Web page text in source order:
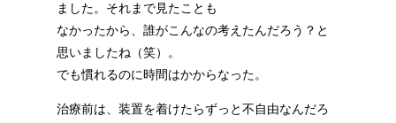
ました。それまで見たことも
なかったから、誰がこんなの考えたんだろう？と
思いましたね（笑）。
でも慣れるのに時間はかからなった。
治療前は、装置を着けたらずっと不自由なんだろ